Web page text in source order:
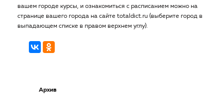
вашем городе курсы, и ознакомиться с расписанием можно на
странице вашего города на сайте totaldict.ru (выберите город в
выпадающем списке в правом верхнем углу).
Архив